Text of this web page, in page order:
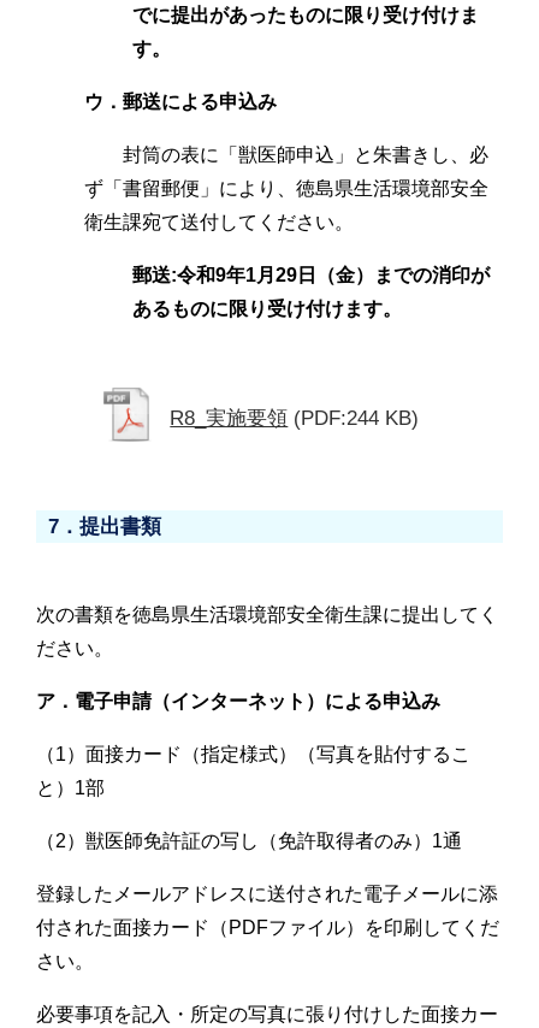
でに提出があったものに限り受け付けま
す。
ウ．郵送による申込み
封筒の表に「獣医師申込」と朱書きし、必
ず「書留郵便」により、徳島県生活環境部安全
衛生課宛て送付してください。
郵送:令和9年1月29日（金）までの消印が
あるものに限り受け付けます。
R8_実施要領 (PDF:244 KB)
7．提出書類
次の書類を徳島県生活環境部安全衛生課に提出してく
ださい。
ア．電子申請（インターネット）による申込み
（1）面接カード（指定様式）（写真を貼付するこ
と）1部
（2）獣医師免許証の写し（免許取得者のみ）1通
登録したメールアドレスに送付された電子メールに添
付された面接カード（PDFファイル）を印刷してくだ
さい。
必要事項を記入・所定の写真に張り付けした面接カー